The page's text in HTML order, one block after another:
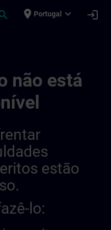
place Portugal expand_more login
não está
estão
lo: